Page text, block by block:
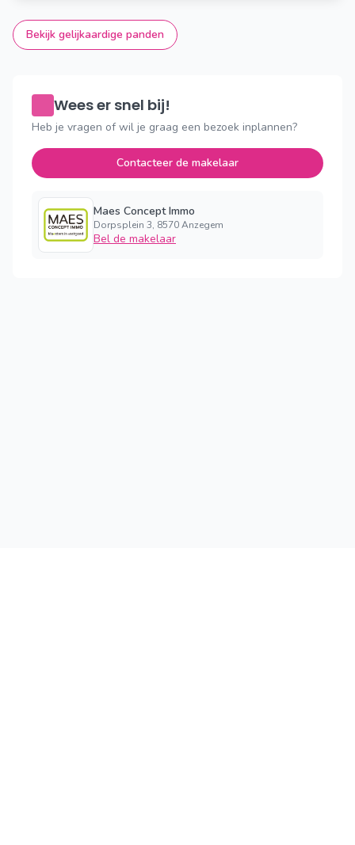
Bekijk gelijkaardige panden
Wees er snel bij!
Heb je vragen of wil je graag een bezoek inplannen?
Contacteer de makelaar
Maes Concept Immo
Dorpsplein 3, 8570 Anzegem
Bel de makelaar